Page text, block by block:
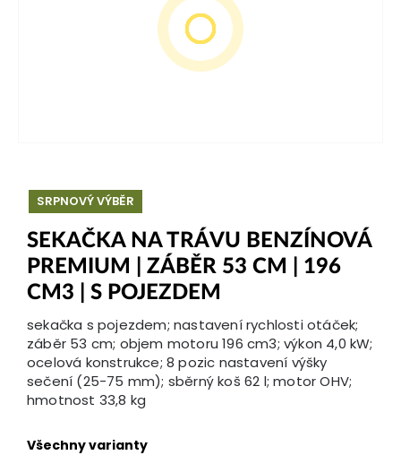
SRPNOVÝ VÝBĚR
SEKAČKA NA TRÁVU BENZÍNOVÁ
PREMIUM | ZÁBĚR 53 CM | 196
CM3 | S POJEZDEM
sekačka s pojezdem; nastavení rychlosti otáček;
záběr 53 cm; objem motoru 196 cm3; výkon 4,0 kW;
ocelová konstrukce; 8 pozic nastavení výšky
sečení (25-75 mm); sběrný koš 62 l; motor OHV;
hmotnost 33,8 kg
Všechny varianty